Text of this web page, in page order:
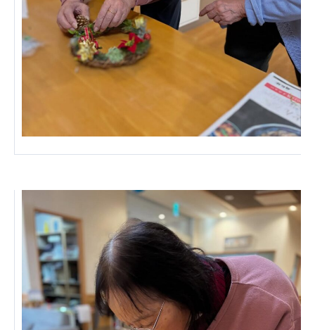
ファミリエール吉祥院
教育（共に生きる仲間達）
学校法人明星学園
特定非営利活動法人ファイアーレッズメディカルスポ
特定非営利活動法人アート応援隊
その他
Mediclude 株式会社アジアメデカ元気事業団
株式会社フラワーコミュニティ放送
Medicare Lead Japan